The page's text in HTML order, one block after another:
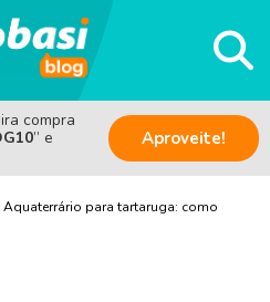
compra
” e
Aproveite!
Aquaterrário para tartaruga: como